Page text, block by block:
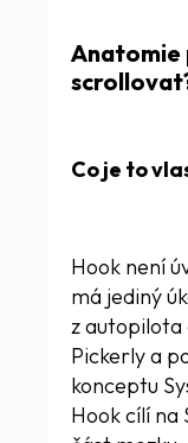
Anatomie
Co je to
Hook není
má jediný
z autopilota
Pickerly a
konceptu
Hook cílí na